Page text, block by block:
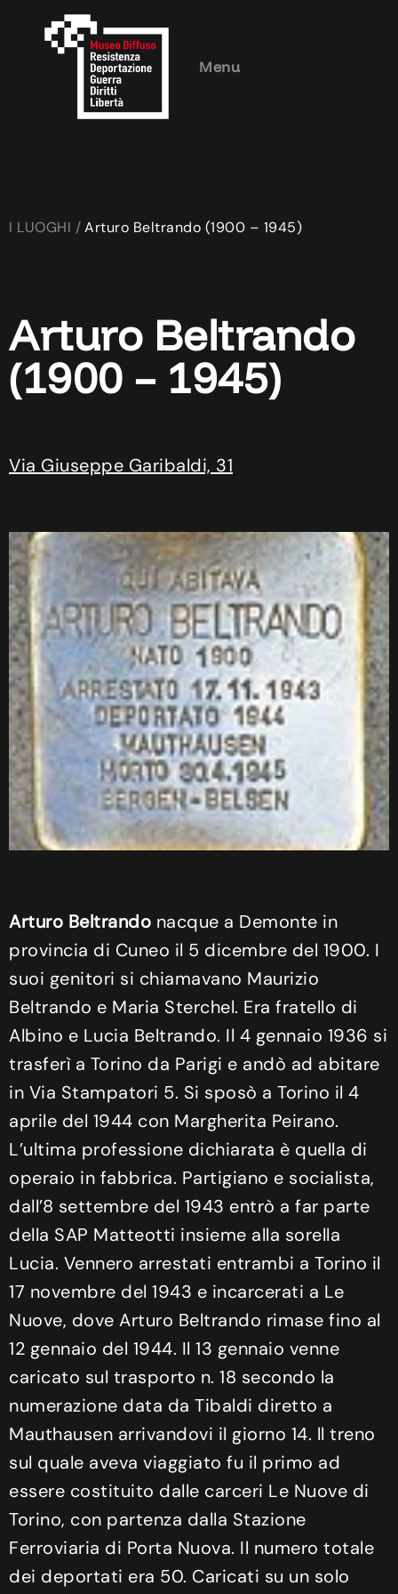
Menu
I LUOGHI /Arturo Beltrando (1900 – 1945)
Arturo Beltrando
(1900 – 1945)
Via Giuseppe Garibaldi, 31
Arturo Beltrando nacque a Demonte in
provincia di Cuneo il 5 dicembre del 1900. I
suoi genitori si chiamavano Maurizio
Beltrando e Maria Sterchel. Era fratello di
Albino e Lucia Beltrando. Il 4 gennaio 1936 si
trasferì a Torino da Parigi e andò ad abitare
in Via Stampatori 5. Si sposò a Torino il 4
aprile del 1944 con Margherita Peirano.
L’ultima professione dichiarata è quella di
operaio in fabbrica. Partigiano e socialista,
dall’8 settembre del 1943 entrò a far parte
della SAP Matteotti insieme alla sorella
Lucia. Vennero arrestati entrambi a Torino il
17 novembre del 1943 e incarcerati a Le
Nuove, dove Arturo Beltrando rimase fino al
12 gennaio del 1944. Il 13 gennaio venne
caricato sul trasporto n. 18 secondo la
numerazione data da Tibaldi diretto a
Mauthausen arrivandovi il giorno 14. ll treno
sul quale aveva viaggiato fu il primo ad
essere costituito dalle carceri Le Nuove di
Torino, con partenza dalla Stazione
Ferroviaria di Porta Nuova. Il numero totale
dei deportati era 50. Caricati su un solo